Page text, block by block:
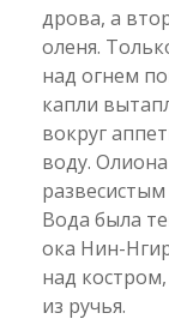
дрова, а
оленя.
над огнем
капли
вокруг
воду.
Вода была
ока Нин-
над
из ручья.